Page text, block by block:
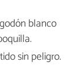
blanco
sin peligro.